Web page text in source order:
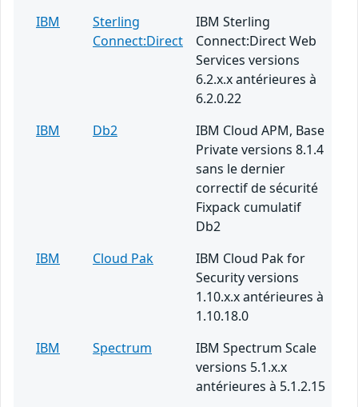
IBM
Sterling
Connect:Direct
IBM Sterling
Connect:Direct Web
Services versions
6.2.x.x antérieures à
6.2.0.22
IBM
Db2
IBM Cloud APM, Base
Private versions 8.1.4
sans le dernier
correctif de sécurité
Fixpack cumulatif
Db2
IBM
Cloud Pak
IBM Cloud Pak for
Security versions
1.10.x.x antérieures à
1.10.18.0
IBM
Spectrum
IBM Spectrum Scale
versions 5.1.x.x
antérieures à 5.1.2.15